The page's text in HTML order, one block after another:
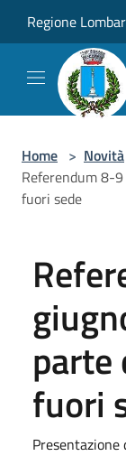
Regione
Home > Novità
Referendum 8-
fuori sede
parte
fuori
Presentazione